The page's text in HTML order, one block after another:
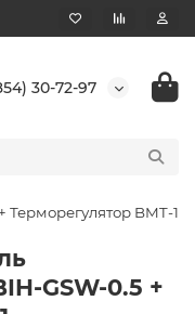
30-72-97
BMT-1
GSW-0.5 +